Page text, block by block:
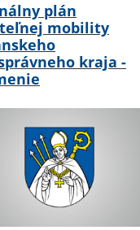
plán
mobility
kraja -